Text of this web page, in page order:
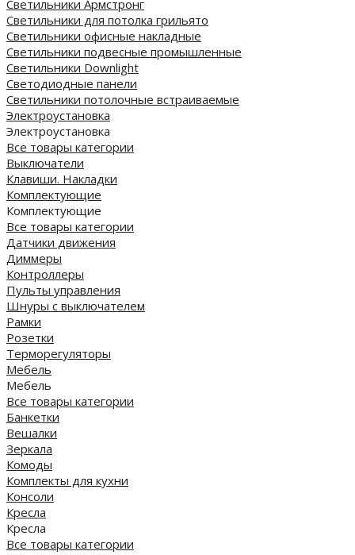
Светильники Армстронг
Светильники для потолка грильято
Светильники офисные накладные
Светильники подвесные промышленные
Светильники Downlight
Светодиодные панели
Cветильники потолочные встраиваемые
Электроустановка
Электроустановка
Все товары категории
Выключатели
Клавиши. Накладки
Комплектующие
Комплектующие
Все товары категории
Датчики движения
Диммеры
Контроллеры
Пульты управления
Шнуры с выключателем
Рамки
Розетки
Терморегуляторы
Мебель
Мебель
Все товары категории
Банкетки
Вешалки
Зеркала
Комоды
Комплекты для кухни
Консоли
Кресла
Кресла
Все товары категории